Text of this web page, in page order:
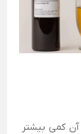
قبلی آن کمی بیشتر